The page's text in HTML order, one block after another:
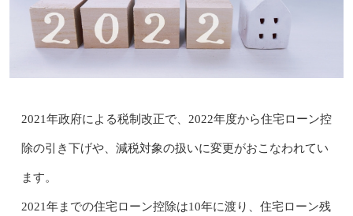
2021年政府による税制改正で、2022年度から住宅ローン控
除の引き下げや、減税対象の扱いに変更がおこなわれてい
ます。
2021年までの住宅ローン控除は10年に渡り、住宅ローン残